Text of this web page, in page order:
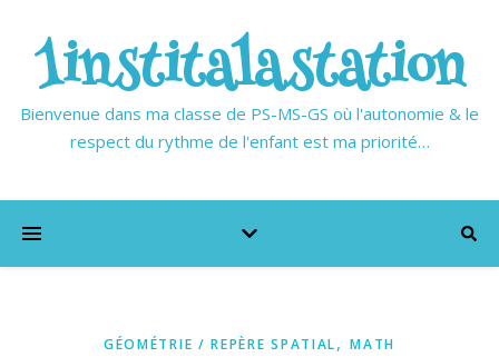
1institalastation
Bienvenue dans ma classe de PS-MS-GS où l'autonomie & le
respect du rythme de l'enfant est ma priorité…
GÉOMÉTRIE / REPÈRE SPATIAL,MATH